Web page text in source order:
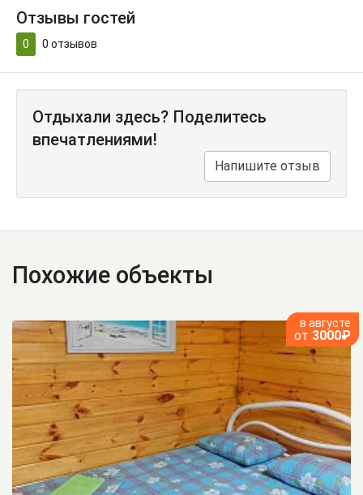
Отзывы гостей
0 0 отзывов
Отдыхали здесь? Поделитесь
впечатлениями!
Напишите отзыв
Похожие объекты
в августе
от 3000₽